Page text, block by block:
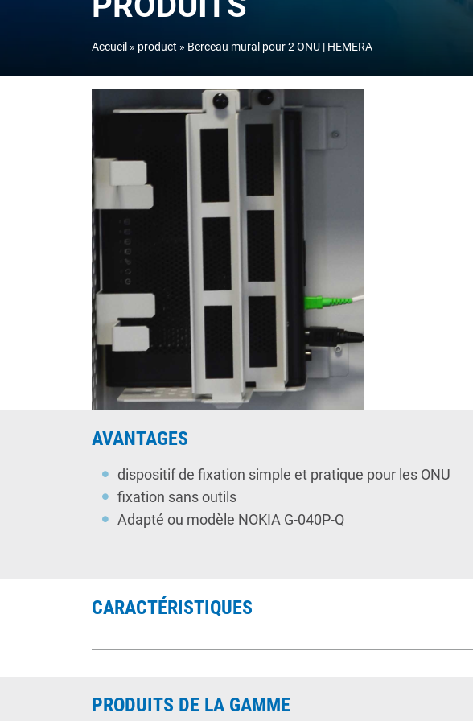
Accueil product Berceau mural pour 2 ONU | HEMERA
AVANTAGES
dispositif de fixation simple et pratique pour les ONU
fixation sans outils
Adapté ou modèle NOKIA G-040P-Q
CARACTÉRISTIQUES
PRODUITS DE LA GAMME